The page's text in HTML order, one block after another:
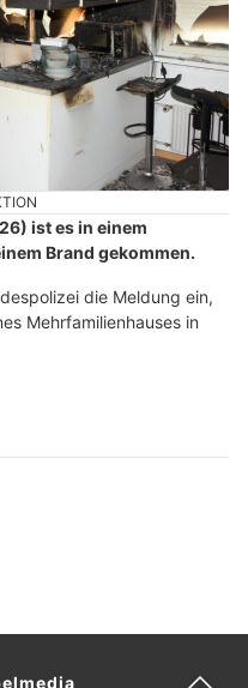
ist es in einem
Brand gekommen.
die Meldung ein,
Mehrfamilienhauses in